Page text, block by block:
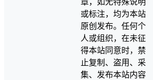
章，如无特殊说明
或标注，均为本站
原创发布。任何个
人或组织，在未征
得本站同意时，禁
止复制、盗用、采
集、发布本站内容